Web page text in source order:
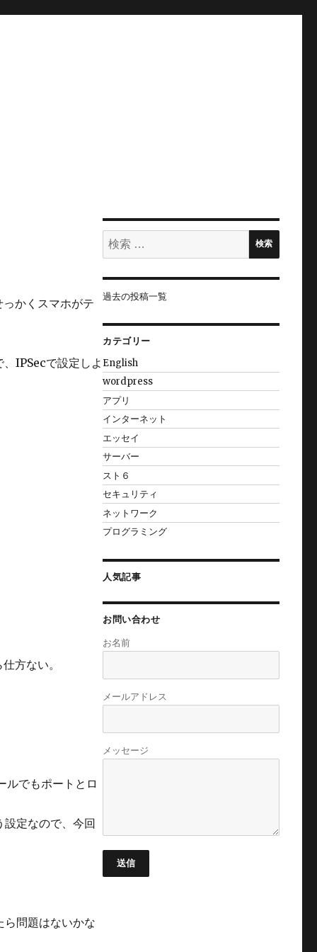
かくスマホがテ
IPSecで設定しよ
方ない。
ルでもポートとロ
定なので、今回
問題はないかな
検
索:
検索
過去の投稿一覧
カテゴリー
English
wordpress
アプリ
インターネット
エッセイ
サーバー
スト６
セキュリティ
ネットワーク
プログラミング
人気記事
お問い合わせ
お名前
メールアドレス
メッセージ
送信